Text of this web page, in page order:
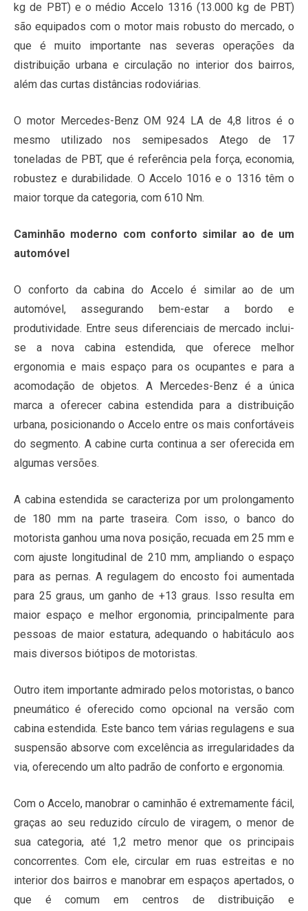
kg de PBT) e o médio Accelo 1316 (13.000 kg de PBT)
são equipados com o motor mais robusto do mercado, o
que é muito importante nas severas operações da
distribuição urbana e circulação no interior dos bairros,
além das curtas distâncias rodoviárias.
O motor Mercedes-Benz OM 924 LA de 4,8 litros é o
mesmo utilizado nos semipesados Atego de 17
toneladas de PBT, que é referência pela força, economia,
robustez e durabilidade. O Accelo 1016 e o 1316 têm o
maior torque da categoria, com 610 Nm.
Caminhão moderno com conforto similar ao de um
automóvel
O conforto da cabina do Accelo é similar ao de um
automóvel, assegurando bem-estar a bordo e
produtividade. Entre seus diferenciais de mercado inclui-
se a nova cabina estendida, que oferece melhor
ergonomia e mais espaço para os ocupantes e para a
acomodação de objetos. A Mercedes-Benz é a única
marca a oferecer cabina estendida para a distribuição
urbana, posicionando o Accelo entre os mais confortáveis
do segmento. A cabine curta continua a ser oferecida em
algumas versões.
A cabina estendida se caracteriza por um prolongamento
de 180 mm na parte traseira. Com isso, o banco do
motorista ganhou uma nova posição, recuada em 25 mm e
com ajuste longitudinal de 210 mm, ampliando o espaço
para as pernas. A regulagem do encosto foi aumentada
para 25 graus, um ganho de +13 graus. Isso resulta em
maior espaço e melhor ergonomia, principalmente para
pessoas de maior estatura, adequando o habitáculo aos
mais diversos biótipos de motoristas.
Outro item importante admirado pelos motoristas, o banco
pneumático é oferecido como opcional na versão com
cabina estendida. Este banco tem várias regulagens e sua
suspensão absorve com excelência as irregularidades da
via, oferecendo um alto padrão de conforto e ergonomia.
Com o Accelo, manobrar o caminhão é extremamente fácil,
graças ao seu reduzido círculo de viragem, o menor de
sua categoria, até 1,2 metro menor que os principais
concorrentes. Com ele, circular em ruas estreitas e no
interior dos bairros e manobrar em espaços apertados, o
que é comum em centros de distribuição e